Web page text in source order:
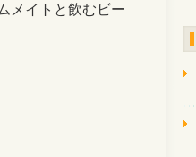
メイトと飲むビー